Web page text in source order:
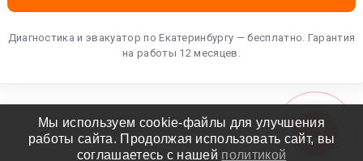
Диагностика и эвакуатор по Екатеринбургу — бесплатно. Гарантия
на работы 12 месяцев.
Информация на сайте не является публичной офертой и носит
информационный характер. Определяется положениями статьи 437
ГК РФ.
Мы используем cookie-файлы для улучшения
работы сайта. Продолжая использовать сайт, вы
соглашаетесь с нашей политикой